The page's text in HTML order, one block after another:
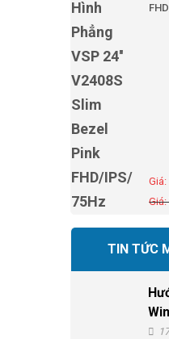
TIN TỨC